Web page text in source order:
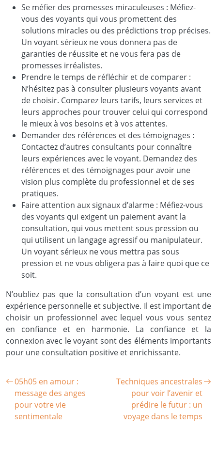
Se méfier des promesses miraculeuses : Méfiez-
vous des voyants qui vous promettent des
solutions miracles ou des prédictions trop précises.
Un voyant sérieux ne vous donnera pas de
garanties de réussite et ne vous fera pas de
promesses irréalistes.
Prendre le temps de réfléchir et de comparer :
N’hésitez pas à consulter plusieurs voyants avant
de choisir. Comparez leurs tarifs, leurs services et
leurs approches pour trouver celui qui correspond
le mieux à vos besoins et à vos attentes.
Demander des références et des témoignages :
Contactez d’autres consultants pour connaître
leurs expériences avec le voyant. Demandez des
références et des témoignages pour avoir une
vision plus complète du professionnel et de ses
pratiques.
Faire attention aux signaux d’alarme : Méfiez-vous
des voyants qui exigent un paiement avant la
consultation, qui vous mettent sous pression ou
qui utilisent un langage agressif ou manipulateur.
Un voyant sérieux ne vous mettra pas sous
pression et ne vous obligera pas à faire quoi que ce
soit.
N’oubliez pas que la consultation d’un voyant est une
expérience personnelle et subjective. Il est important de
choisir un professionnel avec lequel vous vous sentez
en confiance et en harmonie. La confiance et la
connexion avec le voyant sont des éléments importants
pour une consultation positive et enrichissante.
05h05 en amour :
message des anges
pour votre vie
sentimentale
Techniques ancestrales
pour voir l’avenir et
prédire le futur : un
voyage dans le temps